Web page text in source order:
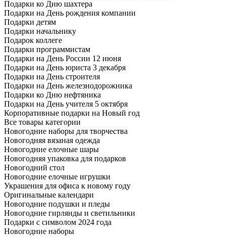
Подарки ко Дню шахтера
Подарки на День рождения компании
Подарки детям
Подарки начальнику
Подарок коллеге
Подарки программистам
Подарки на День России 12 июня
Подарки на День юриста 3 декабря
Подарки на День строителя
Подарки на День железнодорожника
Подарки ко Дню нефтяника
Подарки на День учителя 5 октября
Корпоративные подарки на Новый год
Все товары категории
Новогодние наборы для творчества
Новогодняя вязаная одежда
Новогодние елочные шары
Новогодняя упаковка для подарков
Новогодний стол
Новогодние елочные игрушки
Украшения для офиса к новому году
Оригинальные календари
Новогодние подушки и пледы
Новогодние гирлянды и светильники
Подарки с символом 2024 года
Новогодние наборы